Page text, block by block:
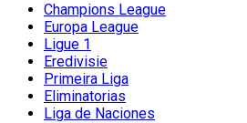
Champions League
Europa League
Ligue 1
Eredivisie
Primeira Liga
Eliminatorias
Liga de Naciones